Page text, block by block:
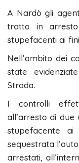
A Nardò gli
tratto in
stupefacenti ai
Nell’ambito dei
state
Strada.
I controlli
all’arresto di due
stupefacente
sequestrata
arrestati,